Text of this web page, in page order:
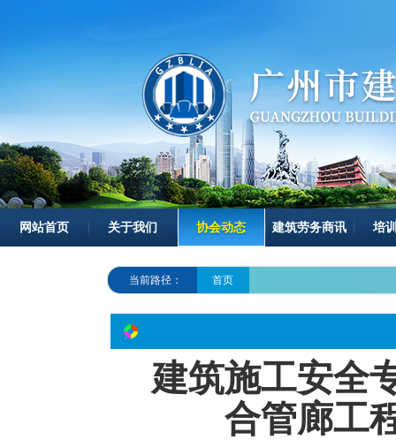
网站首页 关于我们 协会动态 建筑劳务商讯 培
当前路径： 首页
建筑施工安全
合管廊工